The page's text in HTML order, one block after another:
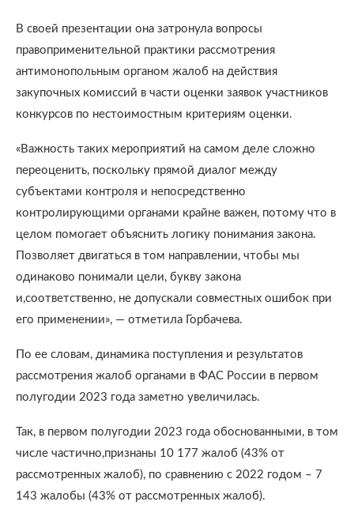
В своей презентации она затронула вопросы
правоприменительной практики рассмотрения
антимонопольным органом жалоб на действия
закупочных комиссий в части оценки заявок участников
конкурсов по нестоимостным критериям оценки.
«Важность таких мероприятий на самом деле сложно
переоценить, поскольку прямой диалог между
субъектами контроля и непосредственно
контролирующими органами крайне важен, потому что в
целом помогает объяснить логику понимания закона.
Позволяет двигаться в том направлении, чтобы мы
одинаково понимали цели, букву закона
и,соответственно, не допускали совместных ошибок при
его применении», — отметила Горбачева.
По ее словам, динамика поступления и результатов
рассмотрения жалоб органами в ФАС России в первом
полугодии 2023 года заметно увеличилась.
Так, в первом полугодии 2023 года обоснованными, в том
числе частично,признаны 10 177 жалоб (43% от
рассмотренных жалоб), по сравнению с 2022 годом – 7
143 жалобы (43% от рассмотренных жалоб).